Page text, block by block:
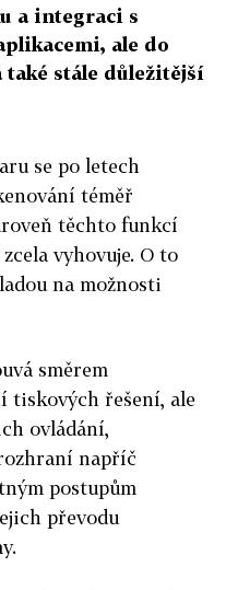
a integraci s
ale do
také stále důležitější
se po letech
téměř
těchto funkcí
vyhovuje. O to
na možnosti
směrem
tiskových řešení, ale
ovládání,
napříč
postupům
převodu